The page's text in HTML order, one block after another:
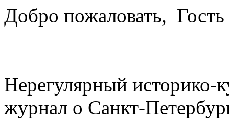
Добро пожаловать, Гость
Нерегулярный историко-
журнал о Санкт-